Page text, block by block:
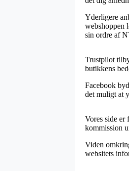
Yderligere
webshoppen
sin ordre af
Trustpilot
butikkens
Facebook
det muligt at
Vores side er
kommission
Viden
websitets